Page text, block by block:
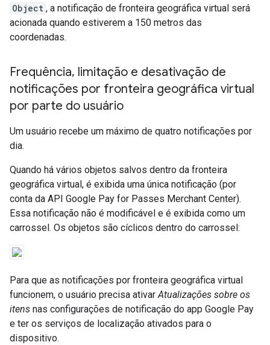
Object , a notificação de fronteira geográfica virtual será
acionada quando estiverem a 150 metros das
coordenadas.
Frequência, limitação e desativação de
notificações por fronteira geográfica virtual
por parte do usuário
Um usuário recebe um máximo de quatro notificações por
dia.
Quando há vários objetos salvos dentro da fronteira
geográfica virtual, é exibida uma única notificação (por
conta da API Google Pay for Passes Merchant Center).
Essa notificação não é modificável e é exibida como um
carrossel. Os objetos são cíclicos dentro do carrossel:
Para que as notificações por fronteira geográfica virtual
funcionem, o usuário precisa ativarAtualizações sobre os
itens nas configurações de notificação do app Google Pay
e ter os serviços de localização ativados para o
dispositivo.